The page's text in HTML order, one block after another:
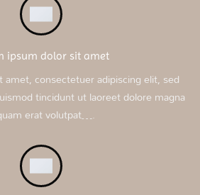
ipsum dolor sit amet
consectetuer adipiscing elit, sed
tincidunt ut laoreet dolore magna
erat volutpat….